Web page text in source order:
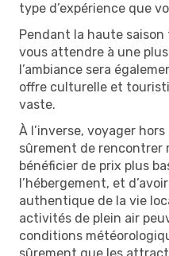
type d’expérience que
Pendant la haute
vous attendre à une
l’ambiance sera
offre culturelle et
vaste.
À l’inverse, voyager
sûrement de rencontrer
bénéficier de prix plus
l’hébergement, et
authentique de la vie
activités de plein air
conditions